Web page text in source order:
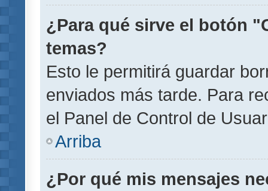
¿Para qué sirve el botón
temas?
Esto le permitirá guardar
enviados más tarde. Para
el Panel de Control de
Arriba
¿Por qué mis mensajes